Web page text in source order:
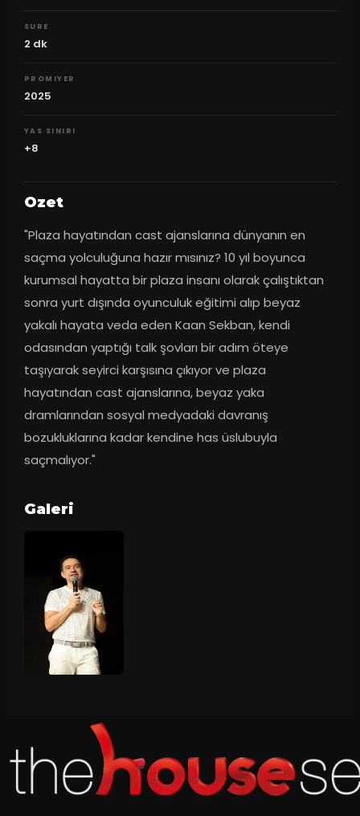
SURE
2 dk
PROMIYER
2025
YAS SINIRI
+8
Ozet
"Plaza hayatından cast ajanslarına dünyanın en
saçma yolculuğuna hazır mısınız? 10 yıl boyunca
kurumsal hayatta bir plaza insanı olarak çalıştıktan
sonra yurt dışında oyunculuk eğitimi alıp beyaz
yakalı hayata veda eden Kaan Sekban, kendi
odasından yaptığı talk şovları bir adım öteye
taşıyarak seyirci karşısına çıkıyor ve plaza
hayatından cast ajanslarına, beyaz yaka
dramlarından sosyal medyadaki davranış
bozukluklarına kadar kendine has üslubuyla
saçmalıyor."
Galeri